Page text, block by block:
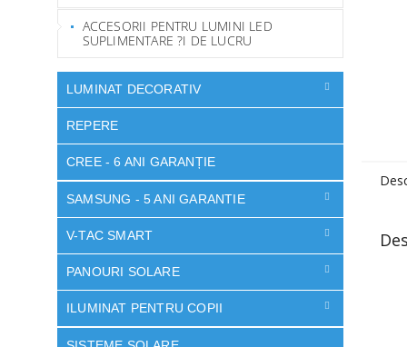
ACCESORII PENTRU LUMINI LED
SUPLIMENTARE ?I DE LUCRU
LUMINAT DECORATIV
REPERE
CREE - 6 ANI GARANȚIE
SAMSUNG - 5 ANI GARANTIE
V-TAC SMART
PANOURI SOLARE
ILUMINAT PENTRU COPII